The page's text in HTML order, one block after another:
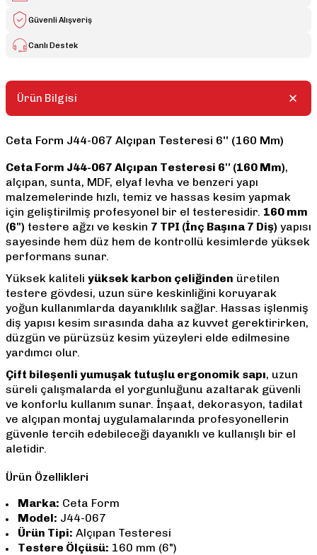
Güvenli Alışveriş
Canlı Destek
Ürün Bilgisi
Ceta Form J44-067 Alçıpan Testeresi 6'' (160 Mm)
Ceta Form J44-067 Alçıpan Testeresi 6'' (160 Mm),
alçıpan, sunta, MDF, elyaf levha ve benzeri yapı
malzemelerinde hızlı, temiz ve hassas kesim yapmak
için geliştirilmiş profesyonel bir el testeresidir. 160 mm
(6") testere ağzı ve keskin 7 TPI (İnç Başına 7 Diş) yapısı
sayesinde hem düz hem de kontrollü kesimlerde yüksek
performans sunar.
Yüksek kaliteli yüksek karbon çeliğinden üretilen
testere gövdesi, uzun süre keskinliğini koruyarak
yoğun kullanımlarda dayanıklılık sağlar. Hassas işlenmiş
diş yapısı kesim sırasında daha az kuvvet gerektirirken,
düzgün ve pürüzsüz kesim yüzeyleri elde edilmesine
yardımcı olur.
Çift bileşenli yumuşak tutuşlu ergonomik sapı, uzun
süreli çalışmalarda el yorgunluğunu azaltarak güvenli
ve konforlu kullanım sunar. İnşaat, dekorasyon, tadilat
ve alçıpan montaj uygulamalarında profesyonellerin
güvenle tercih edebileceği dayanıklı ve kullanışlı bir el
aletidir.
Ürün Özellikleri
Marka: Ceta Form
Model: J44-067
Ürün Tipi: Alçıpan Testeresi
Testere Ölçüsü: 160 mm (6")